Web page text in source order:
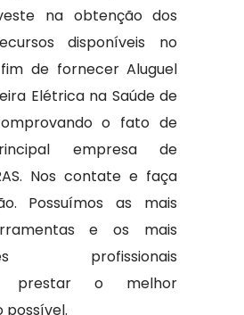
na obtenção dos
disponíveis no
de fornecer Aluguel
Elétrica na Saúde de
o fato de
empresa de
Nos contate e faça
Possuímos as mais
e os mais
profissionais
prestar o melhor